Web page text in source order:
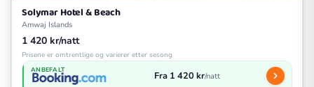
Solymar Hotel & Beach
Amwaj Islands
1 420 kr/natt
Prisene er omtrentlige og varierer etter sesong
ANBEFALT Fra 1 420 kr/natt